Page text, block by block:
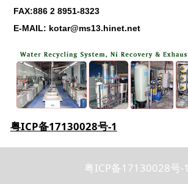
FAX:886 2 8951-8323
E-MAIL: kotar@ms13.hinet.net
粤ICP备17130028号-1
粤ICP备17130028号-1